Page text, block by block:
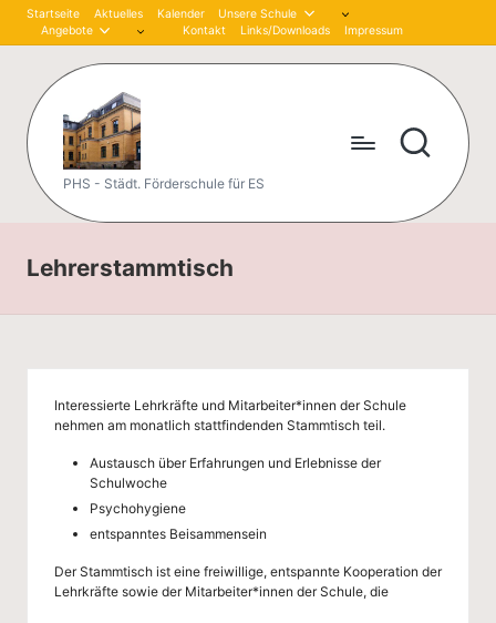
Skip
Startseite Aktuelles Kalender
Unsere Schule
Angebote
Kontakt Links/Downloads Impressum
P
et
er
-
tli
n
g
-
S
PHS - Städt. Förderschule für ES
Lehrerstammtisch
Interessierte Lehrkräfte und Mitarbeiter*innen der Schule
nehmen am monatlich stattfindenden Stammtisch teil.
Austausch über Erfahrungen und Erlebnisse der
Schulwoche
Psychohygiene
entspanntes Beisammensein
Der Stammtisch ist eine freiwillige, entspannte Kooperation der
Lehrkräfte sowie der Mitarbeiter*innen der Schule, die